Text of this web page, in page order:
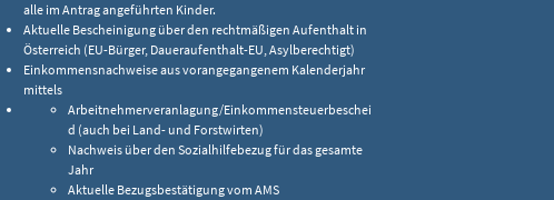
alle im Antrag angeführten Kinder.
Aktuelle Bescheinigung über den rechtmäßigen Aufenthalt in
Österreich (EU-Bürger, Daueraufenthalt-EU, Asylberechtigt)
Einkommensnachweise aus vorangegangenem Kalenderjahr
mittels
Arbeitnehmerveranlagung/Einkommensteuerbeschei
d (auch bei Land- und Forstwirten)
Nachweis über den Sozialhilfebezug für das gesamte
Jahr
Aktuelle Bezugsbestätigung vom AMS